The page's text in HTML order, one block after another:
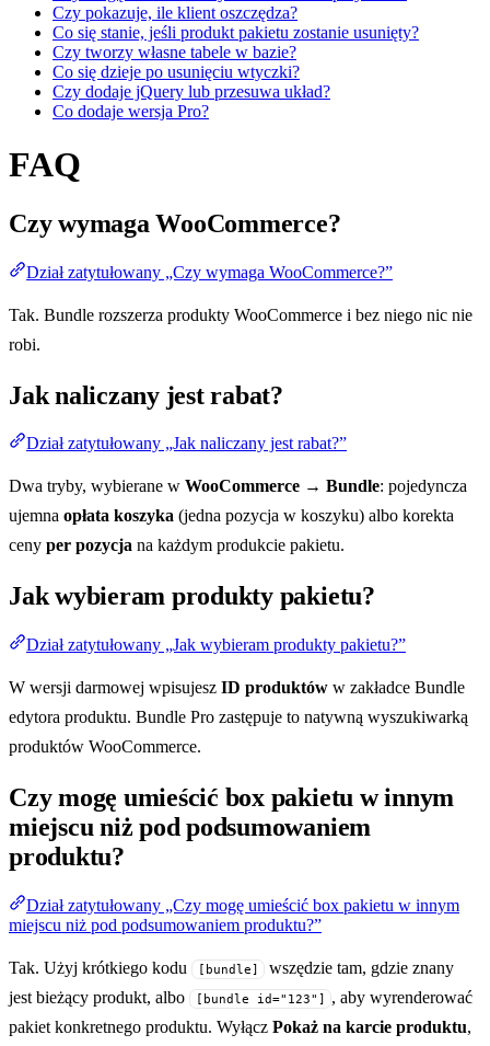
Czy pokazuje, ile klient oszczędza?
Co się stanie, jeśli produkt pakietu zostanie usunięty?
Czy tworzy własne tabele w bazie?
Co się dzieje po usunięciu wtyczki?
Czy dodaje jQuery lub przesuwa układ?
Co dodaje wersja Pro?
FAQ
Czy wymaga WooCommerce?
Dział zatytułowany „Czy wymaga WooCommerce?”
Tak. Bundle rozszerza produkty WooCommerce i bez niego nic nie
robi.
Jak naliczany jest rabat?
Dział zatytułowany „Jak naliczany jest rabat?”
Dwa tryby, wybierane w WooCommerce → Bundle: pojedyncza
ujemna opłata koszyka (jedna pozycja w koszyku) albo korekta
ceny per pozycja na każdym produkcie pakietu.
Jak wybieram produkty pakietu?
Dział zatytułowany „Jak wybieram produkty pakietu?”
W wersji darmowej wpisujesz ID produktów w zakładce Bundle
edytora produktu. Bundle Pro zastępuje to natywną wyszukiwarką
produktów WooCommerce.
Czy mogę umieścić box pakietu w innym
miejscu niż pod podsumowaniem
produktu?
Dział zatytułowany „Czy mogę umieścić box pakietu w innym
miejscu niż pod podsumowaniem produktu?”
Tak. Użyj krótkiego kodu [bundle]
wszędzie tam, gdzie znany
jest bieżący produkt, albo
[bundle id="123"]
, aby wyrenderować
pakiet konkretnego produktu. Wyłącz Pokaż na karcie produktu,